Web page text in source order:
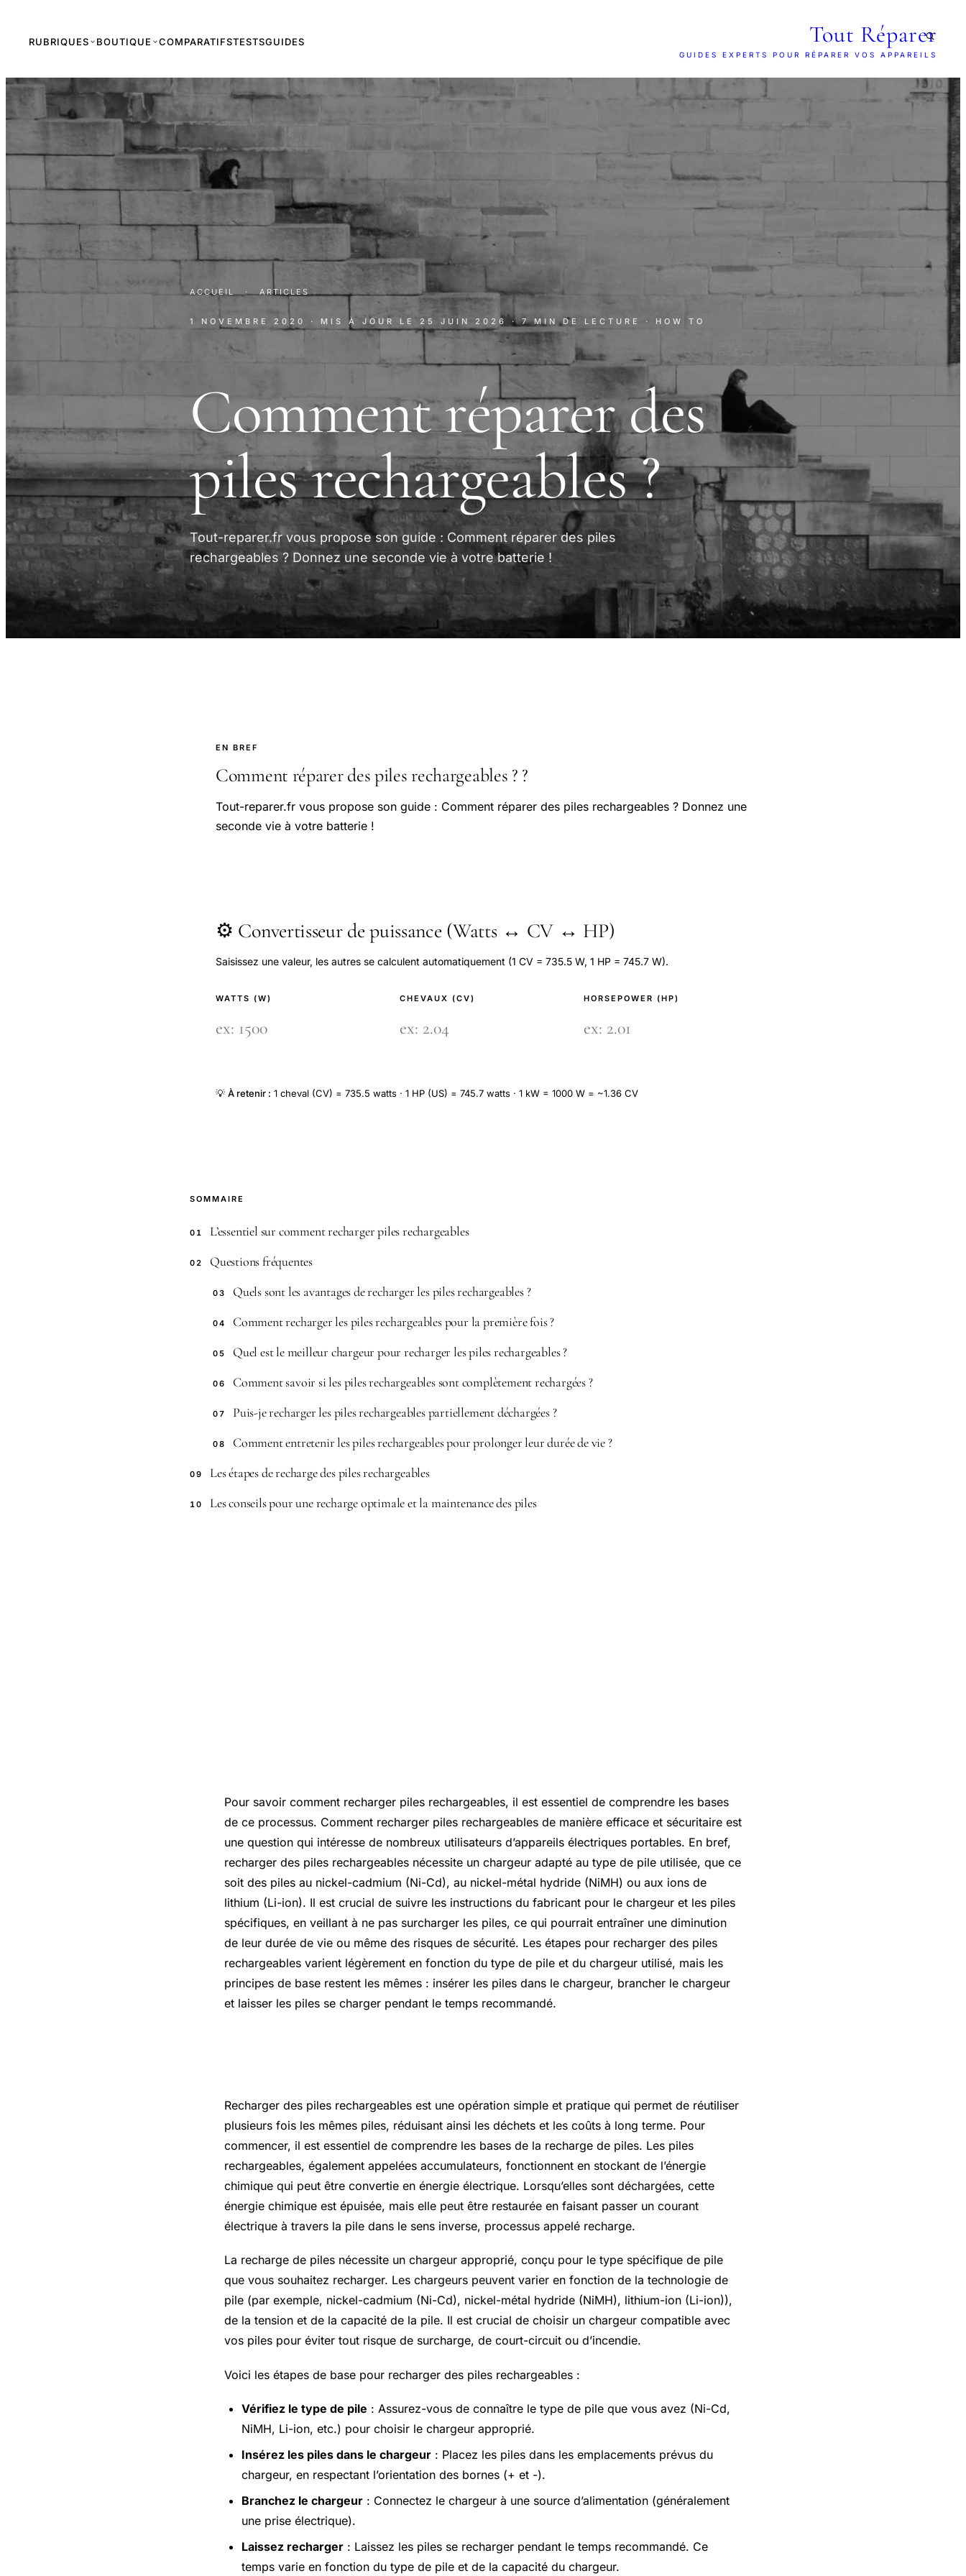
RUBRIQUES BOUTIQUE COMPARATIFSTESTSGUIDES Tout Réparer
GUIDES EXPERTS POUR RÉPARER VOS APPAREILS
ACCUEIL · ARTICLES
1 NOVEMBRE 2020 · MIS À JOUR LE 25 JUIN 2026 · 7 MIN DE LECTURE · HOW TO
Comment réparer des
piles rechargeables ?
Tout-reparer.fr vous propose son guide : Comment réparer des piles
rechargeables ? Donnez une seconde vie à votre batterie !
EN BREF
Comment réparer des piles rechargeables ? ?
Tout-reparer.fr vous propose son guide : Comment réparer des piles rechargeables ? Donnez une
seconde vie à votre batterie !
⚙️ Convertisseur de puissance (Watts ↔ CV ↔ HP)
Saisissez une valeur, les autres se calculent automatiquement (1 CV = 735.5 W, 1 HP = 745.7 W).
WATTS (W) CHEVAUX (CV) HORSEPOWER (HP)
💡 À retenir : 1 cheval (CV) = 735.5 watts · 1 HP (US) = 745.7 watts · 1 kW = 1000 W = ~1.36 CV
SOMMAIRE
01 L’essentiel sur comment recharger piles rechargeables
02 Questions fréquentes
03 Quels sont les avantages de recharger les piles rechargeables ?
04 Comment recharger les piles rechargeables pour la première fois ?
05 Quel est le meilleur chargeur pour recharger les piles rechargeables ?
06 Comment savoir si les piles rechargeables sont complètement rechargées ?
07 Puis-je recharger les piles rechargeables partiellement déchargées ?
08 Comment entretenir les piles rechargeables pour prolonger leur durée de vie ?
09 Les étapes de recharge des piles rechargeables
10 Les conseils pour une recharge optimale et la maintenance des piles
Pour savoir comment recharger piles rechargeables, il est essentiel de comprendre les bases
de ce processus. Comment recharger piles rechargeables de manière efficace et sécuritaire est
une question qui intéresse de nombreux utilisateurs d’appareils électriques portables. En bref,
recharger des piles rechargeables nécessite un chargeur adapté au type de pile utilisée, que ce
soit des piles au nickel-cadmium (Ni-Cd), au nickel-métal hydride (NiMH) ou aux ions de
lithium (Li-ion). Il est crucial de suivre les instructions du fabricant pour le chargeur et les piles
spécifiques, en veillant à ne pas surcharger les piles, ce qui pourrait entraîner une diminution
de leur durée de vie ou même des risques de sécurité. Les étapes pour recharger des piles
rechargeables varient légèrement en fonction du type de pile et du chargeur utilisé, mais les
principes de base restent les mêmes : insérer les piles dans le chargeur, brancher le chargeur
et laisser les piles se charger pendant le temps recommandé.
Recharger des piles rechargeables est une opération simple et pratique qui permet de réutiliser
plusieurs fois les mêmes piles, réduisant ainsi les déchets et les coûts à long terme. Pour
commencer, il est essentiel de comprendre les bases de la recharge de piles. Les piles
rechargeables, également appelées accumulateurs, fonctionnent en stockant de l’énergie
chimique qui peut être convertie en énergie électrique. Lorsqu’elles sont déchargées, cette
énergie chimique est épuisée, mais elle peut être restaurée en faisant passer un courant
électrique à travers la pile dans le sens inverse, processus appelé recharge.
La recharge de piles nécessite un chargeur approprié, conçu pour le type spécifique de pile
que vous souhaitez recharger. Les chargeurs peuvent varier en fonction de la technologie de
pile (par exemple, nickel-cadmium (Ni-Cd), nickel-métal hydride (NiMH), lithium-ion (Li-ion)),
de la tension et de la capacité de la pile. Il est crucial de choisir un chargeur compatible avec
vos piles pour éviter tout risque de surcharge, de court-circuit ou d’incendie.
Voici les étapes de base pour recharger des piles rechargeables :
Vérifiez le type de pile : Assurez-vous de connaître le type de pile que vous avez (Ni-Cd,
NiMH, Li-ion, etc.) pour choisir le chargeur approprié.
Insérez les piles dans le chargeur : Placez les piles dans les emplacements prévus du
chargeur, en respectant l’orientation des bornes (+ et -).
Branchez le chargeur : Connectez le chargeur à une source d’alimentation (généralement
une prise électrique).
Laissez recharger : Laissez les piles se recharger pendant le temps recommandé. Ce
temps varie en fonction du type de pile et de la capacité du chargeur.